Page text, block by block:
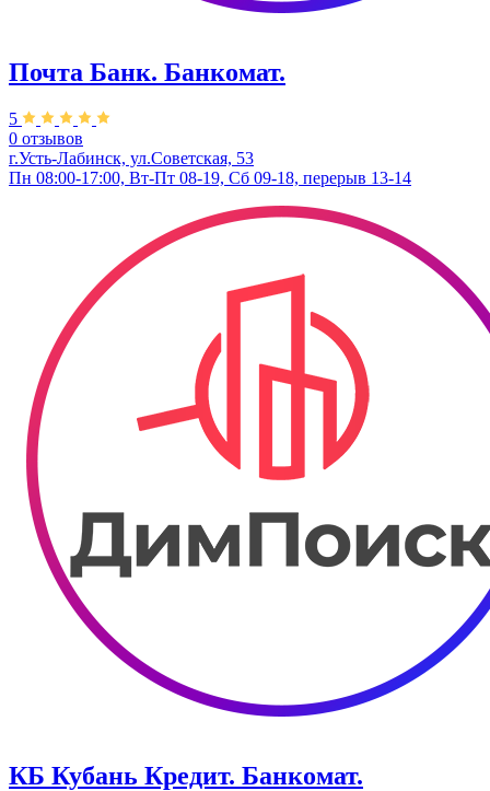
Почта Банк. Банкомат.
5
0 отзывов
г.Усть-Лабинск, ул.​Советская, 53
Пн 08:00-17:00, Вт-Пт 08-19, Сб 09-18, перерыв 13-14
КБ Кубань Кредит. Банкомат.